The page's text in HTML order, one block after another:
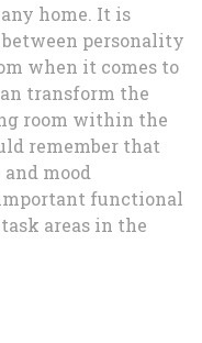
home. It is
personality
when it comes to
transform the
room within the
remember that
mood
functional
areas in the